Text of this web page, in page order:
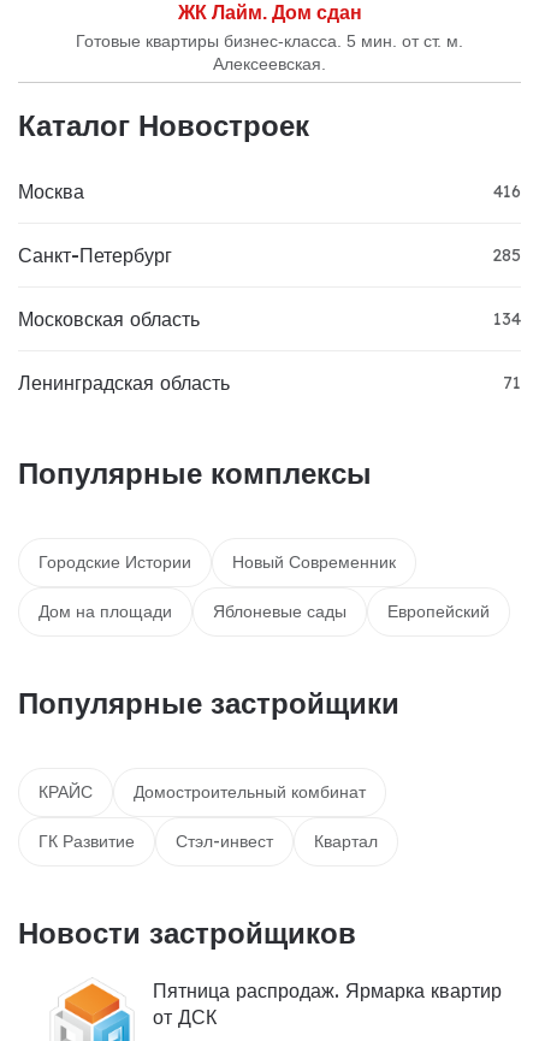
ЖК Лайм. Дом сдан
Готовые квартиры бизнес-класса. 5 мин. от ст. м.
Алексеевская.
Каталог Новостроек
Москва 416
Санкт-Петербург 285
Московская область 134
Ленинградская область 71
Популярные комплексы
Городские Истории Новый Современник
Дом на площади Яблоневые сады Европейский
Популярные застройщики
КРАЙС Домостроительный комбинат
ГК Развитие Стэл-инвест Квартал
Новости застройщиков
Пятница распродаж. Ярмарка квартир
от ДСК